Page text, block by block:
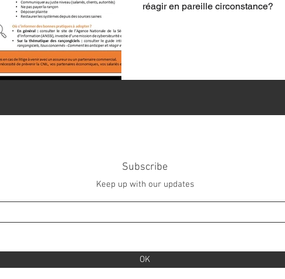
réagir en pareille circonstance?
Subscribe
Keep up with our updates
OK